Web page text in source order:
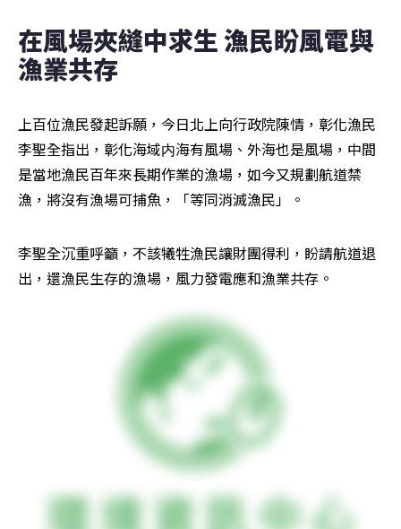
在風場夾縫中求生 漁民盼風電與
漁業共存
上百位漁民發起訴願，今日北上向行政院陳情，彰化漁民
李聖全指出，彰化海域内海有風場、外海也是風場，中間
是當地漁民百年來長期作業的漁場，如今又規劃航道禁
漁，將沒有漁場可捕魚，「等同消滅漁民」。
李聖全沉重呼籲，不該犧牲漁民讓財團得利，盼請航道退
出，還漁民生存的漁場，風力發電應和漁業共存。